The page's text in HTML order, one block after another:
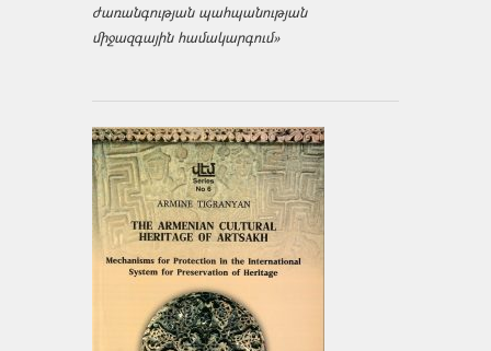
ժառանգության պահպանության
միջազ­գային համակարգում»